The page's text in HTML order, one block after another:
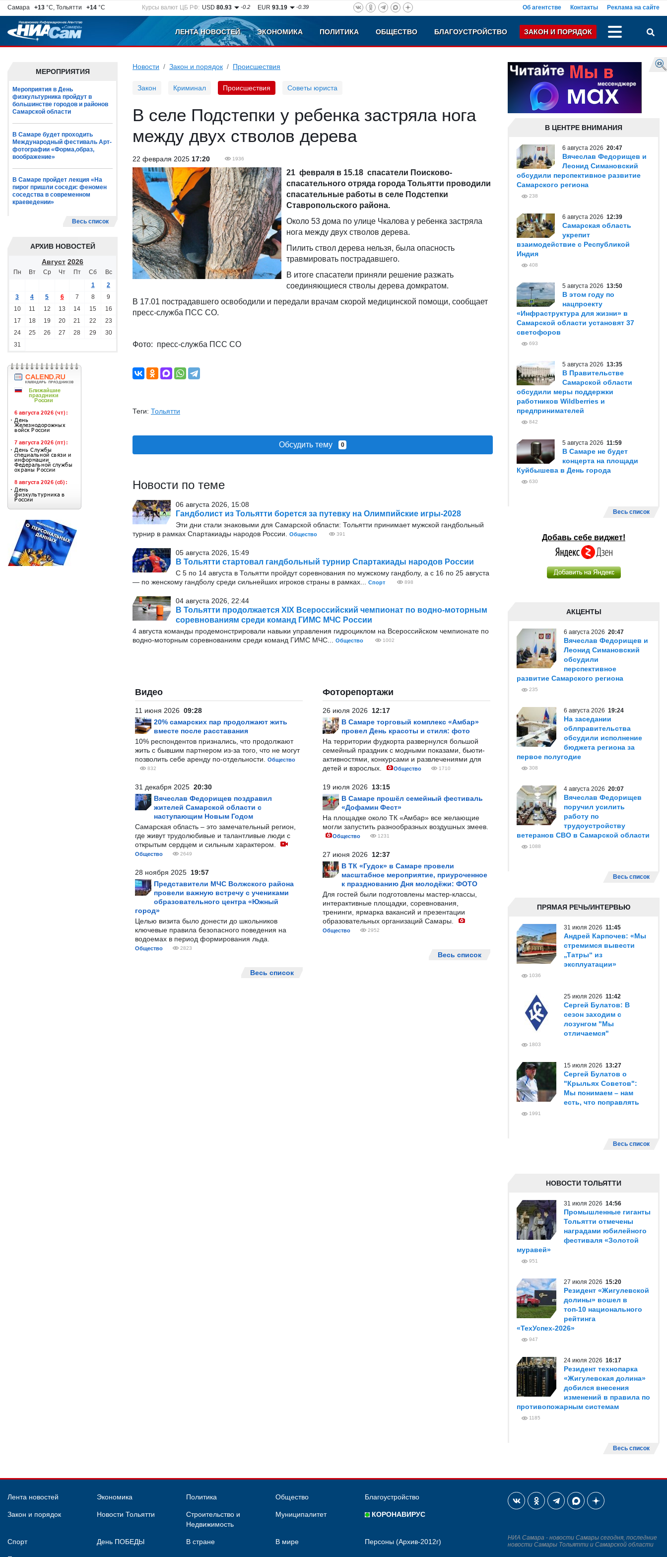
Самара +13 °C, Тольятти +14 °C Курсы валют ЦБ РФ: USD80.93 -0.2 EUR93.19 -0.39 Об агентстве Контакты Реклама на сайте
ЛЕНТА НОВОСТЕЙ ЭКОНОМИКА ПОЛИТИКА ОБЩЕСТВО БЛАГОУСТРОЙСТВО ЗАКОН И ПОРЯДОК
МЕРОПРИЯТИЯ
Мероприятия в День
физкультурника пройдут в
большинстве городов и районов
Самарской области
В Самаре будет проходить
Международный фестиваль Арт-
фотографии «Форма,образ,
воображение»
В Самаре пройдет лекция «На
пирог пришли соседи: феномен
соседства в современном
краеведении»
Весь список
АРХИВ НОВОСТЕЙ
Август 2026
Пн Вт Ср Чт Пт Сб
Вс
1
2
3
4 5 6 7 8
9
10
11 12 13 14 15
16
17
18 19 20 21 22
23
24
25 26 27 28 29
30
31
Новости Закон и порядок Происшествия
Закон Криминал Происшествия Советы юриста
В селе Подстепки у ребенка застряла нога
между двух стволов дерева
22 февраля 2025 17:20 1936
21 февраля в 15.18 спасатели Поисково-
спасательного отряда города Тольятти проводили
спасательные работы в селе Подстепки
Ставропольского района.
Около 53 дома по улице Чкалова у ребенка застряла
нога между двух стволов дерева.
Пилить ствол дерева нельзя, была опасность
травмировать пострадавшего.
В итоге спасатели приняли решение разжать
соединяющиеся стволы дерева домкратом.
В 17.01 пострадавшего освободили и передали врачам скорой медицинской помощи, сообщает
пресс-служба ПСС СО.
Фото: пресс-служба ПСС СО
Теги: Тольятти
Обсудить тему 0
Новости по теме
06 августа 2026, 15:08
Гандболист из Тольятти борется за путевку на Олимпийские игры-2028
Эти дни стали знаковыми для Самарской области: Тольятти принимает мужской гандбольный
турнир в рамках Спартакиады народов России.
Общество 391
05 августа 2026, 15:49
В Тольятти стартовал гандбольный турнир Спартакиады народов России
С 5 по 14 августа в Тольятти пройдут соревнования по мужскому гандболу, а с 16 по 25 августа
— по женскому гандболу среди сильнейших игроков страны в рамках...
Спорт 898
04 августа 2026, 22:44
В Тольятти продолжается XIХ Всероссийский чемпионат по водно-моторным
соревнованиям среди команд ГИМС МЧС России
4 августа команды продемонстрировали навыки управления гидроциклом на Всероссийском чемпионате по
водно-моторным соревнованиям среди команд ГИМС МЧС...
Общество 1002
Видео
11 июня 2026 09:28
20% самарских пар продолжают жить
вместе после расставания
10% респондентов признались, что продолжают
жить с бывшим партнером из-за того, что не могут
позволить себе аренду по-отдельности.
Общество
832
31 декабря 2025 20:30
Вячеслав Федорищев поздравил
жителей Самарской области с
наступающим Новым Годом
Самарская область – это замечательный регион,
где живут трудолюбивые и талантливые люди с
открытым сердцем и сильным характером.
Общество 2649
28 ноября 2025 19:57
Представители МЧС Волжского района
провели важную встречу с учениками
образовательного центра «Южный
город»
Целью визита было донести до школьников
ключевые правила безопасного поведения на
водоемах в период формирования льда.
Общество 2823
Весь список
Фоторепортажи
26 июля 2026 12:17
В Самаре торговый комплекс «Амбар»
провел День красоты и стиля: фото
На территории фудкорта развернулся большой
семейный праздник с модными показами, бьюти-
активностями, конкурсами и развлечениями для
детей и взрослых.
Общество 1710
19 июля 2026 13:15
В Самаре прошёл семейный фестиваль
«Дофамин Фест»
На площадке около ТК «Амбар» все желающие
могли запустить разнообразных воздушных змеев.
Общество 1231
27 июня 2026 12:37
В ТК «Гудок» в Самаре провели
масштабное мероприятие, приуроченное
к празднованию Дня молодёжи: ФОТО
Для гостей были подготовлены мастер-классы,
интерактивные площадки, соревнования,
тренинги, ярмарка вакансий и презентации
образовательных организаций Самары.
Общество 2952
Весь список
В ЦЕНТРЕ ВНИМАНИЯ
6 августа 2026 20:47
Вячеслав Федорищев и
Леонид Симановский
обсудили перспективное развитие
Самарского региона
238
6 августа 2026 12:39
Самарская область
укрепит
взаимодействие с Республикой
Индия
408
5 августа 2026 13:50
В этом году по
нацпроекту
«Инфраструктура для жизни» в
Самарской области установят 37
светофоров
693
5 августа 2026 13:35
В Правительстве
Самарской области
обсудили меры поддержки
работников Wildberries и
предпринимателей
842
5 августа 2026 11:59
В Самаре не будет
концерта на площади
Куйбышева в День города
630
Весь список
Добавь себе виджет!
АКЦЕНТЫ
6 августа 2026 20:47
Вячеслав Федорищев и
Леонид Симановский
обсудили
перспективное
развитие Самарского региона
235
6 августа 2026 19:24
На заседании
облправительства
обсудили исполнение
бюджета региона за
первое полугодие
308
4 августа 2026 20:07
Вячеслав Федорищев
поручил усилить
работу по
трудоустройству
ветеранов СВО в Самарской области
1088
Весь список
ПРЯМАЯ РЕЧЬ/ИНТЕРВЬЮ
31 июля 2026 11:45
Андрей Карпочев: «Мы
стремимся вывести
„Татры“ из
эксплуатации»
1036
25 июля 2026 11:42
Сергей Булатов: В
сезон заходим с
лозунгом "Мы
отличаемся"
1803
15 июля 2026 13:27
Сергей Булатов о
"Крыльях Советов":
Мы понимаем – нам
есть, что поправлять
1991
Весь список
НОВОСТИ ТОЛЬЯТТИ
31 июля 2026 14:56
Промышленные гиганты
Тольятти отмечены
наградами юбилейного
фестиваля «Золотой
муравей»
951
27 июля 2026 15:20
Резидент «Жигулевской
долины» вошел в
топ-10 национального
рейтинга
«ТехУспех-2026»
947
24 июля 2026 16:17
Резидент технопарка
«Жигулевская долина»
добился внесения
изменений в правила по
противопожарным системам
1185
Весь список
Лента новостей Экономика Политика Общество Благоустройство
Закон и порядок Новости Тольятти
Строительство и
Недвижимость
Муниципалитет КОРОНАВИРУС
Спорт День ПОБЕДЫ В стране В мире Персоны (Архив-2012г)
НИА Самара - новости Самары сегодня, последние
новости Самары Тольятти и Самарской области